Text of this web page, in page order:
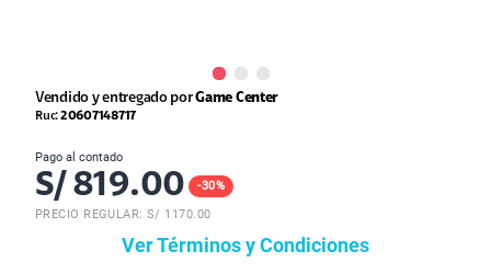
Vendido y entregado porGame Center
Ruc:20607148717
Pago al contado
S/ 819.00 -30%
PRECIO REGULAR: S/ 1170.00
Ver Términos y Condiciones